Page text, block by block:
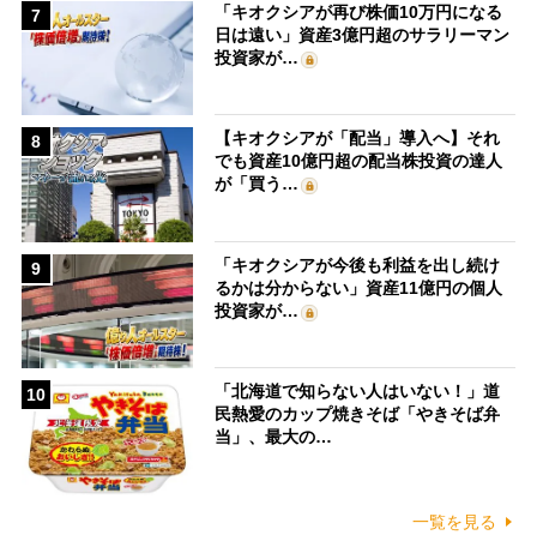
7
「キオクシアが再び株価10万円になる
日は遠い」資産3億円超のサラリーマン
投資家が…
8
【キオクシアが「配当」導入へ】それ
でも資産10億円超の配当株投資の達人
が「買う…
9
「キオクシアが今後も利益を出し続け
るかは分からない」資産11億円の個人
投資家が…
10
「北海道で知らない人はいない！」道
民熱愛のカップ焼きそば「やきそば弁
当」、最大の…
一覧を見る